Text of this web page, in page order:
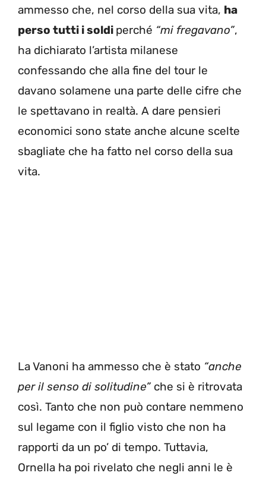
ammesso che, nel corso della sua vita, ha
perso tutti i soldi perché “mi fregavano”,
ha dichiarato l’artista milanese
confessando che alla fine del tour le
davano solamene una parte delle cifre che
le spettavano in realtà. A dare pensieri
economici sono state anche alcune scelte
sbagliate che ha fatto nel corso della sua
vita.
La Vanoni ha ammesso che è stato “anche
per il senso di solitudine”che si è ritrovata
così. Tanto che non può contare nemmeno
sul legame con il figlio visto che non ha
rapporti da un po’ di tempo. Tuttavia,
Ornella ha poi rivelato che negli anni le è